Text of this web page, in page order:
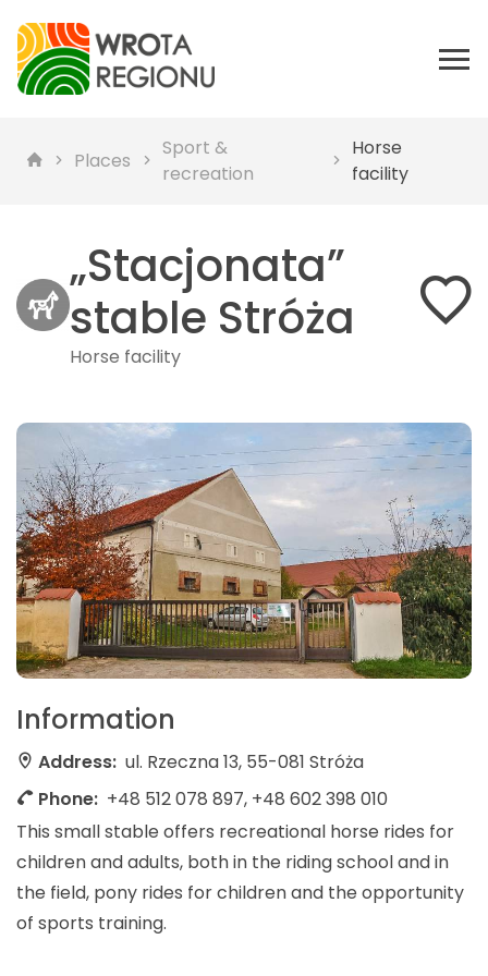
Places
Sport &
recreation
Horse
facility
„Stacjonata”
stable Stróża
Horse facility
Information
Address: ul. Rzeczna 13, 55-081 Stróża
Phone: +48 512 078 897, +48 602 398 010
This small stable offers recreational horse rides for
children and adults, both in the riding school and in
the field, pony rides for children and the opportunity
of sports training.